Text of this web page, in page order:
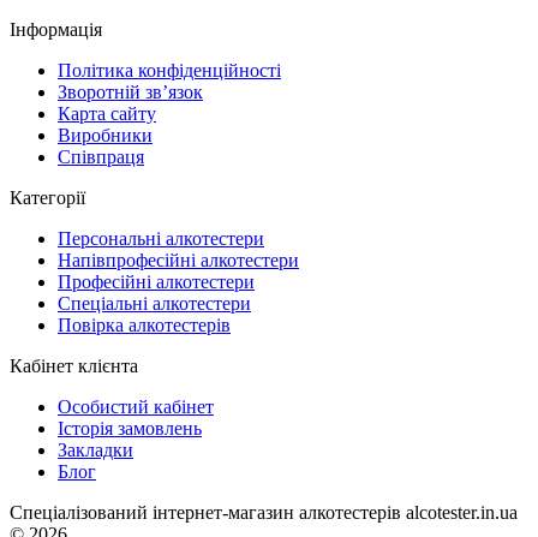
Інформація
Політика конфіденційності
Зворотній зв’язок
Карта сайту
Виробники
Співпраця
Категорії
Персональні алкотестери
Напівпрофесійні алкотестери
Професійні алкотестери
Спеціальні алкотестери
Повірка алкотестерів
Кабінет клієнта
Особистий кабінет
Історія замовлень
Закладки
Блог
Спеціалізований інтернет-магазин алкотестерів alcotester.in.ua